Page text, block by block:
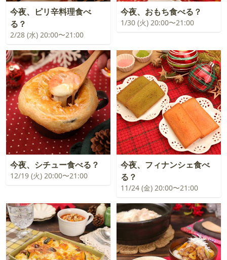
今夜、ピリ辛料理食べ
る？
2/28 (水) 20:00〜21:00
今夜、おもち食べる？
1/30 (火) 20:00〜21:00
今夜、シチュー食べる？
12/19 (火) 20:00〜21:00
今夜、フィナンシェ食べ
る？
11/24 (金) 20:00〜21:00